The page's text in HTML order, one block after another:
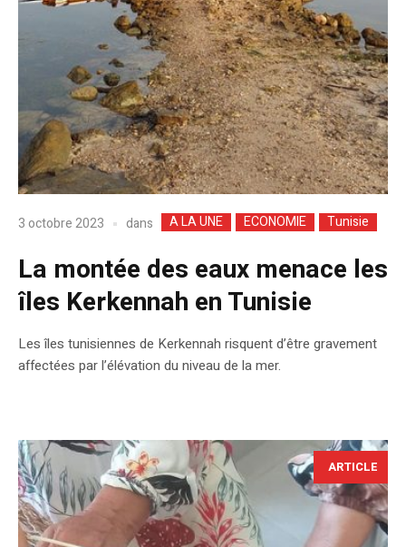
3 octobre 2023 dans A LA UNE ECONOMIE Tunisie
La montée des eaux menace les
îles Kerkennah en Tunisie
Les îles tunisiennes de Kerkennah risquent d’être gravement
affectées par l’élévation du niveau de la mer.
ARTICLE